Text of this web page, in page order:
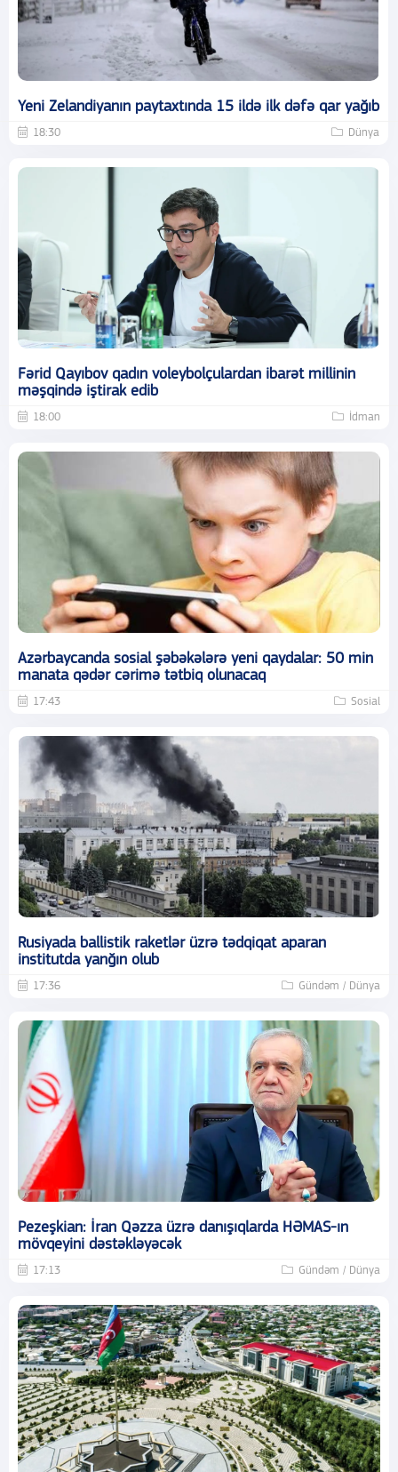
Yeni Zelandiyanın paytaxtında 15 ildə ilk dəfə qar yağıb
18:30 Dünya
Fərid Qayıbov qadın voleybolçulardan ibarət millinin
məşqində iştirak edib
18:00 İdman
Azərbaycanda sosial şəbəkələrə yeni qaydalar: 50 min
manata qədər cərimə tətbiq olunacaq
17:43 Sosial
Rusiyada ballistik raketlər üzrə tədqiqat aparan
institutda yanğın olub
17:36 Gündəm / Dünya
Pezeşkian: İran Qəzza üzrə danışıqlarda HƏMAS-ın
mövqeyini dəstəkləyəcək
17:13 Gündəm / Dünya